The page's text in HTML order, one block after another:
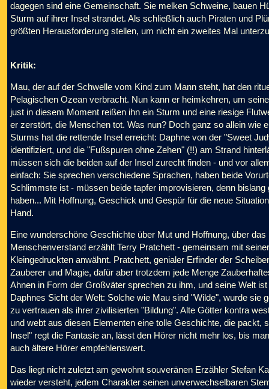
dagegen sind eine Gemeinschaft. Sie melken Schweine, bauen
Sturm auf ihrer Insel strandet. Als schließlich auch Piraten und
größten Herausforderung stellen, um nicht ein zweites Mal
Kritik:
Mau, der auf der Schwelle vom Kind zum Mann steht, hat den
Pelagischen Ozean verbracht. Nun kann er heimkehren, um
just in diesem Moment reißen ihn ein Sturm und eine riesige
er zerstört, die Menschen tot. Was nun? Doch ganz so allein wie
Sturms hat die rettende Insel erreicht: Daphne von der "Sweet
identifiziert, und die "Fußspuren ohne Zehen" (!!) am Strand
müssen sich die beiden auf der Insel zurecht finden - und vor
einfach: Sie sprechen verschiedene Sprachen, haben beide
Schlimmste ist - müssen beide tapfer improvisieren, denn
haben... Mit Hoffnung, Geschick und Gespür für die neue
Hand.
Eine wunderschöne Geschichte über Mut und Hoffnung, über
Menschenverstand erzählt Terry Pratchett - gemeinsam mit
Kleingedruckten anwähnt. Pratchett, genialer Erfinder der
Zauberer und Magie, dafür aber trotzdem jede Menge
Ahnen in Form der Großväter sprechen zu ihm, und seine Welt
Daphnes Sicht der Welt: Solche wie Mau sind "Wilde", wurde sie
zu vertrauen als ihrer zivilisierten "Bildung". Alte Götter kontra
und webt aus diesen Elementen eine tolle Geschichte, die packt,
Insel" regt die Fantasie an, lässt den Hörer nicht mehr los, bis
auch ältere Hörer empfehlenswert.
Das liegt nicht zuletzt am gewohnt souveränen Erzähler Stefan
wieder versteht, jedem Charakter seinen unverwechselbaren